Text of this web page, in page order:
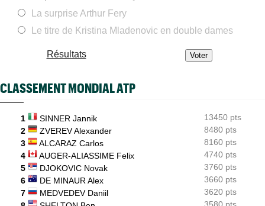
Arthur Fils éteint Norrie et aura une revanche à prendre en
quarts
Paula Badosa a donné des nouvelles après un passage à
l’hôpital...
Tous les résultats du samedi 8 août 2026 et de la nuit
Joao Fonseca a taquiné Djokovic : "Il dit ça parce qu'il vieillit"
07:10
ATP - Montréal
Alexander Zverev s'est raté : "Le pire match de ma saison"
La surprise Arthur Fery
Le titre de Kristina Mladenovic en double dames
Résultats
CLASSEMENT MONDIAL ATP
1 SINNER Jannik
13450 pts
2
ZVEREV Alexander
8480 pts
3
ALCARAZ Carlos
8160 pts
4
AUGER-ALIASSIME Felix
4740 pts
5
DJOKOVIC Novak
3760 pts
6
DE MINAUR Alex
3660 pts
7
MEDVEDEV Daniil
3620 pts
3580 pts